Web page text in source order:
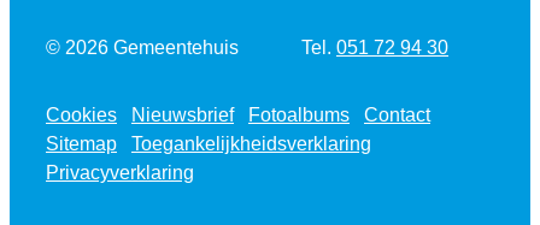
© 2026 Gemeentehuis 051 72 94 30
Cookies Nieuwsbrief Fotoalbums
Contact
Sitemap
Toegankelijkheidsverklaring
Privacyverklaring